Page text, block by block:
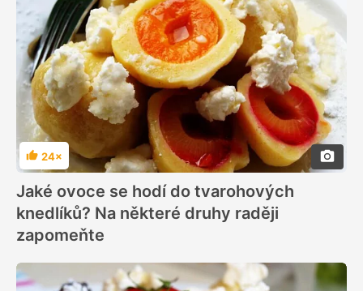
Hodnocení
24×
Jaké ovoce se hodí do tvarohových
knedlíků? Na některé druhy raději
zapomeňte